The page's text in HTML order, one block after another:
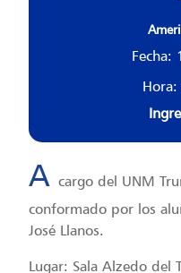
Fecha:
A cargo del UNM
conformado por los
José Llanos.
Lugar: Sala Alzedo del